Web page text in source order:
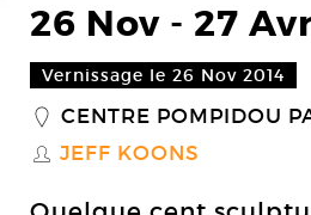
26 Nov - 27
Vernissage le 26 Nov 2014
_ CENTRE POMPIDOU
S JEFF KOONS